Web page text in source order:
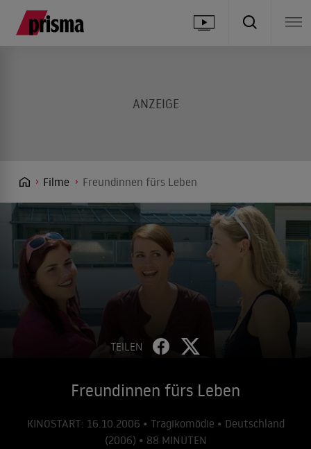
Filme Freundinnen fürs Leben
TEILEN
Freundinnen fürs Leben
KINOSTART: 16.10.2006 • Tragikomödie • Deutschland
(2006) • 88 MINUTEN